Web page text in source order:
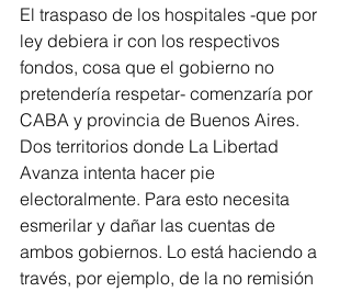
El traspaso de los hospitales -que por
ley debiera ir con los respectivos
fondos, cosa que el gobierno no
pretendería respetar- comenzaría por
CABA y provincia de Buenos Aires.
Dos territorios donde La Libertad
Avanza intenta hacer pie
electoralmente. Para esto necesita
esmerilar y dañar las cuentas de
ambos gobiernos. Lo está haciendo a
través, por ejemplo, de la no remisión